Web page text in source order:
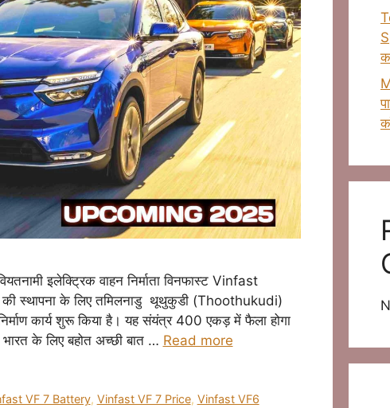
इलेक्ट्रिक वाहन निर्माता विनफास्ट Vinfast
स्थापना के लिए तमिलनाडु थूथुकुडी (Thoothukudi)
कार्य शुरू किया है। यह संयंत्र 400 एकड़ में फैला होगा
के लिए बहोत अच्छी बात … Read more
VF 7 Battery, Vinfast VF 7 Price, Vinfast VF6